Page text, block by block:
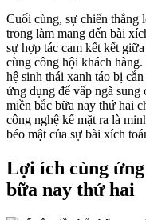
Cuối cùng, sự chiến thắng
trong làm mang đến bài
sự hợp tác cam kết kết
cùng công hội khách
hệ sinh thái xanh táo bị
ứng dụng để vấp ngã
miền bắc bữa nay thứ hai
công nghệ kế mặt ra là
béo mật của sự bài xích
Lợi ích cùng ứng
bữa nay thứ hai